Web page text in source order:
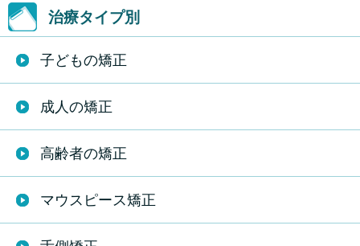
治療タイプ別
子どもの矯正
成人の矯正
高齢者の矯正
マウスピース矯正